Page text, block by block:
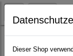
Carrera Carrera
Dieser Shop